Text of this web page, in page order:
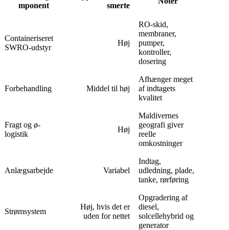
mponent
smerte
Containeriseret
SWRO-udstyr
Høj
RO-skid,
membraner,
pumper,
kontroller,
dosering
Forbehandling Middel til høj
Afhænger meget
af indtagets
kvalitet
Fragt og ø-
logistik
Høj
Maldivernes
geografi giver
reelle
omkostninger
Anlægsarbejde Variabel
Indtag,
udledning, plade,
tanke, rørføring
Strømsystem
Høj, hvis det er
uden for nettet
Opgradering af
diesel,
solcellehybrid og
generator